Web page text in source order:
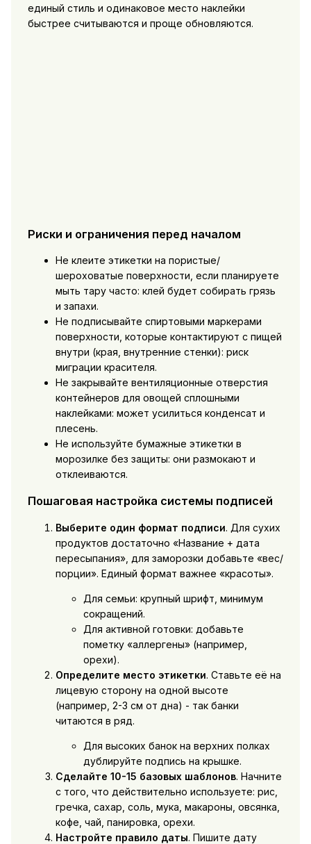
единый стиль и одинаковое место наклейки
быстрее считываются и проще обновляются.
Риски и ограничения перед началом
Не клеите этикетки на пористые/
шероховатые поверхности, если планируете
мыть тару часто: клей будет собирать грязь
и запахи.
Не подписывайте спиртовыми маркерами
поверхности, которые контактируют с пищей
внутри (края, внутренние стенки): риск
миграции красителя.
Не закрывайте вентиляционные отверстия
контейнеров для овощей сплошными
наклейками: может усилиться конденсат и
плесень.
Не используйте бумажные этикетки в
морозилке без защиты: они размокают и
отклеиваются.
Пошаговая настройка системы подписей
Выберите один формат подписи. Для сухих
продуктов достаточно «Название + дата
пересыпания», для заморозки добавьте «вес/
порции». Единый формат важнее «красоты».
Для семьи: крупный шрифт, минимум
сокращений.
Для активной готовки: добавьте
пометку «аллергены» (например,
орехи).
Определите место этикетки. Ставьте её на
лицевую сторону на одной высоте
(например, 2-3 см от дна) - так банки
читаются в ряд.
Для высоких банок на верхних полках
дублируйте подпись на крышке.
Сделайте 10-15 базовых шаблонов. Начните
с того, что действительно используете: рис,
гречка, сахар, соль, мука, макароны, овсянка,
кофе, чай, панировка, орехи.
Настройте правило даты. Пишите дату